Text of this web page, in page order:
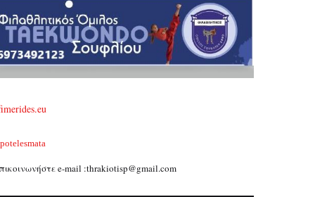
e-mail :thrakiotisp@gmail.com